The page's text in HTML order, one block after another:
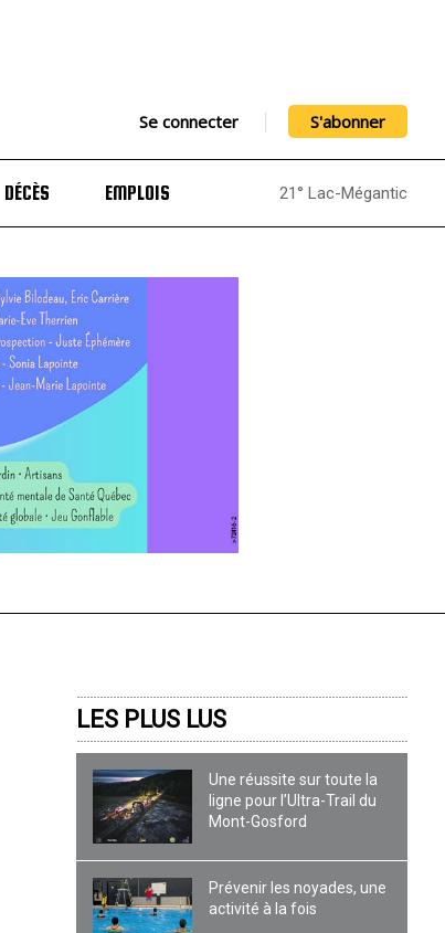
Se connecter S'abonner
DÉCÈS EMPLOIS 21° Lac-Mégantic
LES PLUS LUS
Une réussite sur toute la
ligne pour l’Ultra-Trail du
Mont-Gosford
Prévenir les noyades, une
activité à la fois